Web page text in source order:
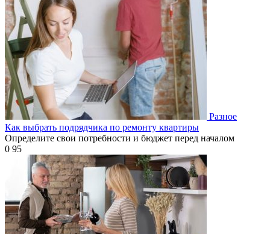
Разное
Как выбрать подрядчика по ремонту квартиры
Определите свои потребности и бюджет перед началом
0 95